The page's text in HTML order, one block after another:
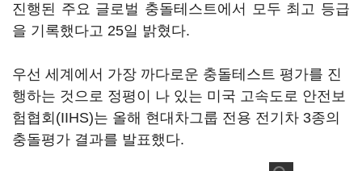
진행된 주요 글로벌 충돌테스트에서 모두 최고 등급
을 기록했다고 25일 밝혔다.
우선 세계에서 가장 까다로운 충돌테스트 평가를 진
행하는 것으로 정평이 나 있는 미국 고속도로 안전보
험협회(IIHS)는 올해 현대차그룹 전용 전기차 3종의
충돌평가 결과를 발표했다.